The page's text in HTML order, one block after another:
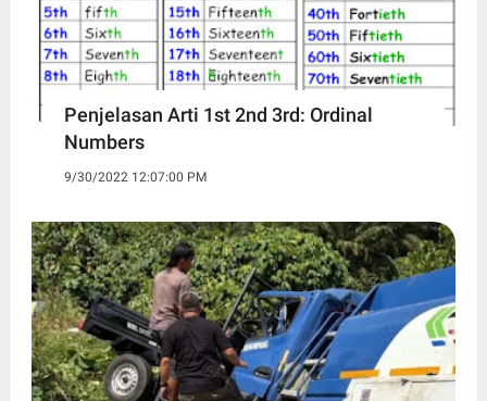
Penjelasan Arti 1st 2nd 3rd: Ordinal
Numbers
9/30/2022 12:07:00 PM